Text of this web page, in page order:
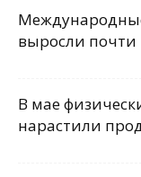
выросли почти
В мае
нарастили